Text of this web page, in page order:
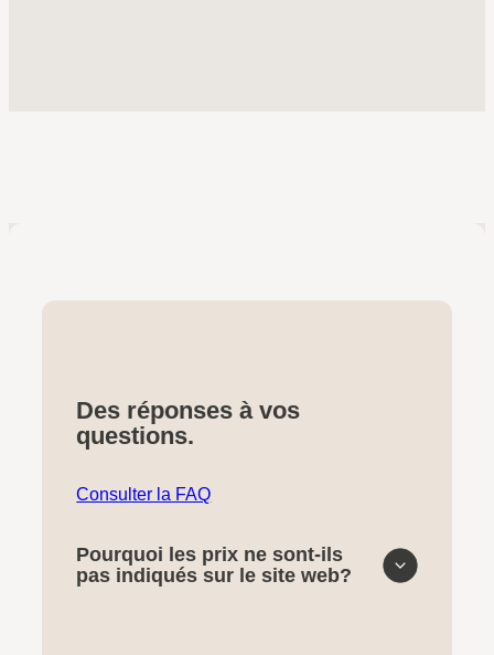
Des réponses à vos
questions.
Consulter la FAQ
Pourquoi les prix ne sont-ils
pas indiqués sur le site web?